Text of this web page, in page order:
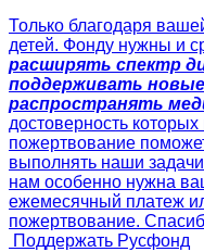
Только благодаря
детей. Фонду нужны и
расширять спектр
поддерживать
распространять
достоверность
пожертвование
выполнять наши
нам особенно нужна
ежемесячный платеж
пожертвование.
Поддержать Русфонд